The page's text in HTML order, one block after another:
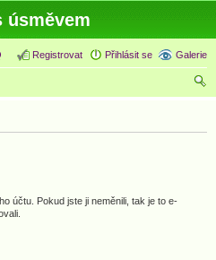
úsměvem
Galerie
Přihlásit se
Registrovat
účtu. Pokud jste ji neměnili, tak je to e-